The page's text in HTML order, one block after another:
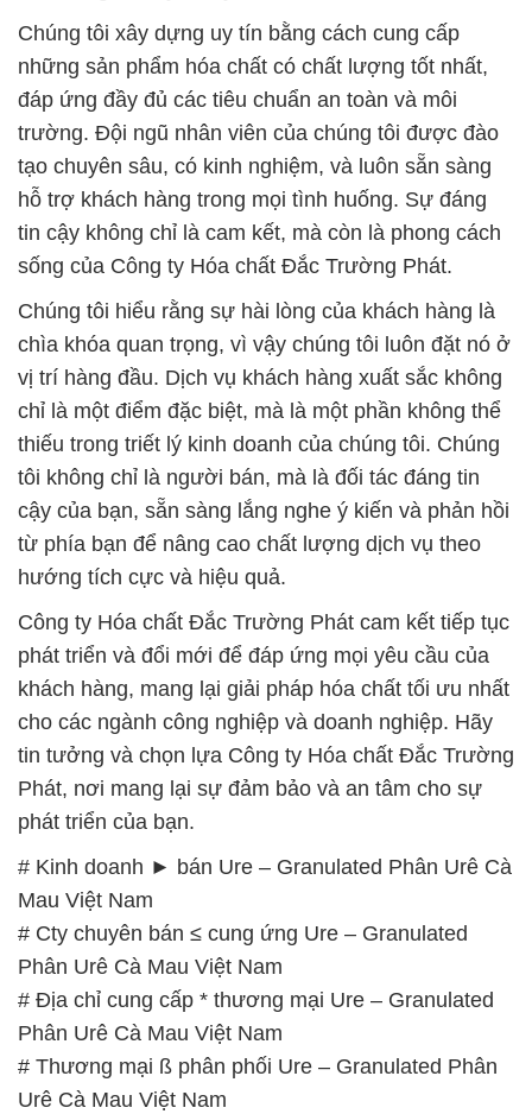
tạo chuyên sâu, có kinh nghiệm, và luôn sẵn sàng
hỗ trợ khách hàng trong mọi tình huống. Sự đáng
tin cậy không chỉ là cam kết, mà còn là phong cách
sống của Công ty Hóa chất Đắc Trường Phát.
Chúng tôi hiểu rằng sự hài lòng của khách hàng là
chìa khóa quan trọng, vì vậy chúng tôi luôn đặt nó ở
vị trí hàng đầu. Dịch vụ khách hàng xuất sắc không
chỉ là một điểm đặc biệt, mà là một phần không thể
thiếu trong triết lý kinh doanh của chúng tôi. Chúng
tôi không chỉ là người bán, mà là đối tác đáng tin
cậy của bạn, sẵn sàng lắng nghe ý kiến và phản hồi
từ phía bạn để nâng cao chất lượng dịch vụ theo
hướng tích cực và hiệu quả.
Công ty Hóa chất Đắc Trường Phát cam kết tiếp tục
phát triển và đổi mới để đáp ứng mọi yêu cầu của
khách hàng, mang lại giải pháp hóa chất tối ưu nhất
cho các ngành công nghiệp và doanh nghiệp. Hãy
tin tưởng và chọn lựa Công ty Hóa chất Đắc Trường
Phát, nơi mang lại sự đảm bảo và an tâm cho sự
phát triển của bạn.
# Kinh doanh ► bán Ure – Granulated Phân Urê Cà
Mau Việt Nam
# Cty chuyên bán ≤ cung ứng Ure – Granulated
Phân Urê Cà Mau Việt Nam
# Địa chỉ cung cấp * thương mại Ure – Granulated
Phân Urê Cà Mau Việt Nam
# Thương mại ß phân phối Ure – Granulated Phân
Urê Cà Mau Việt Nam
# Công ty thương mại và bán Ure – Granulated
Phân Urê Cà Mau Việt Nam
# Nơi chuyên bán ► kinh doanh Ure – Granulated
Phân Urê Cà Mau Việt Nam